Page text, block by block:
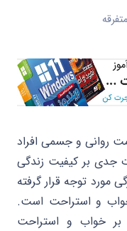
متفرقه
روانی و جسمی افراد
جدی بر کیفیت زندگی
مورد توجه قرار گرفته
و استراحت است.
بر خواب و استراحت